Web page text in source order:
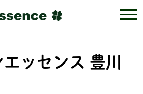
ッセンス 豊川